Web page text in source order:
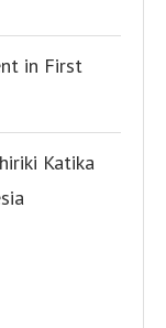
in First
Katika